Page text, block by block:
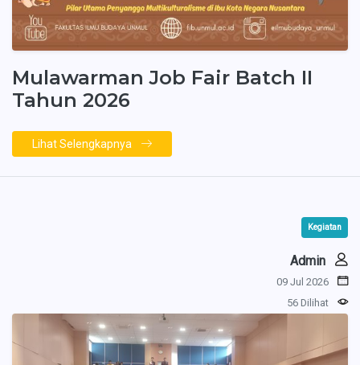
Mulawarman Job Fair Batch II
Tahun 2026
Lihat Selengkapnya
Kegiatan
Admin
09 Jul 2026
56 Dilihat